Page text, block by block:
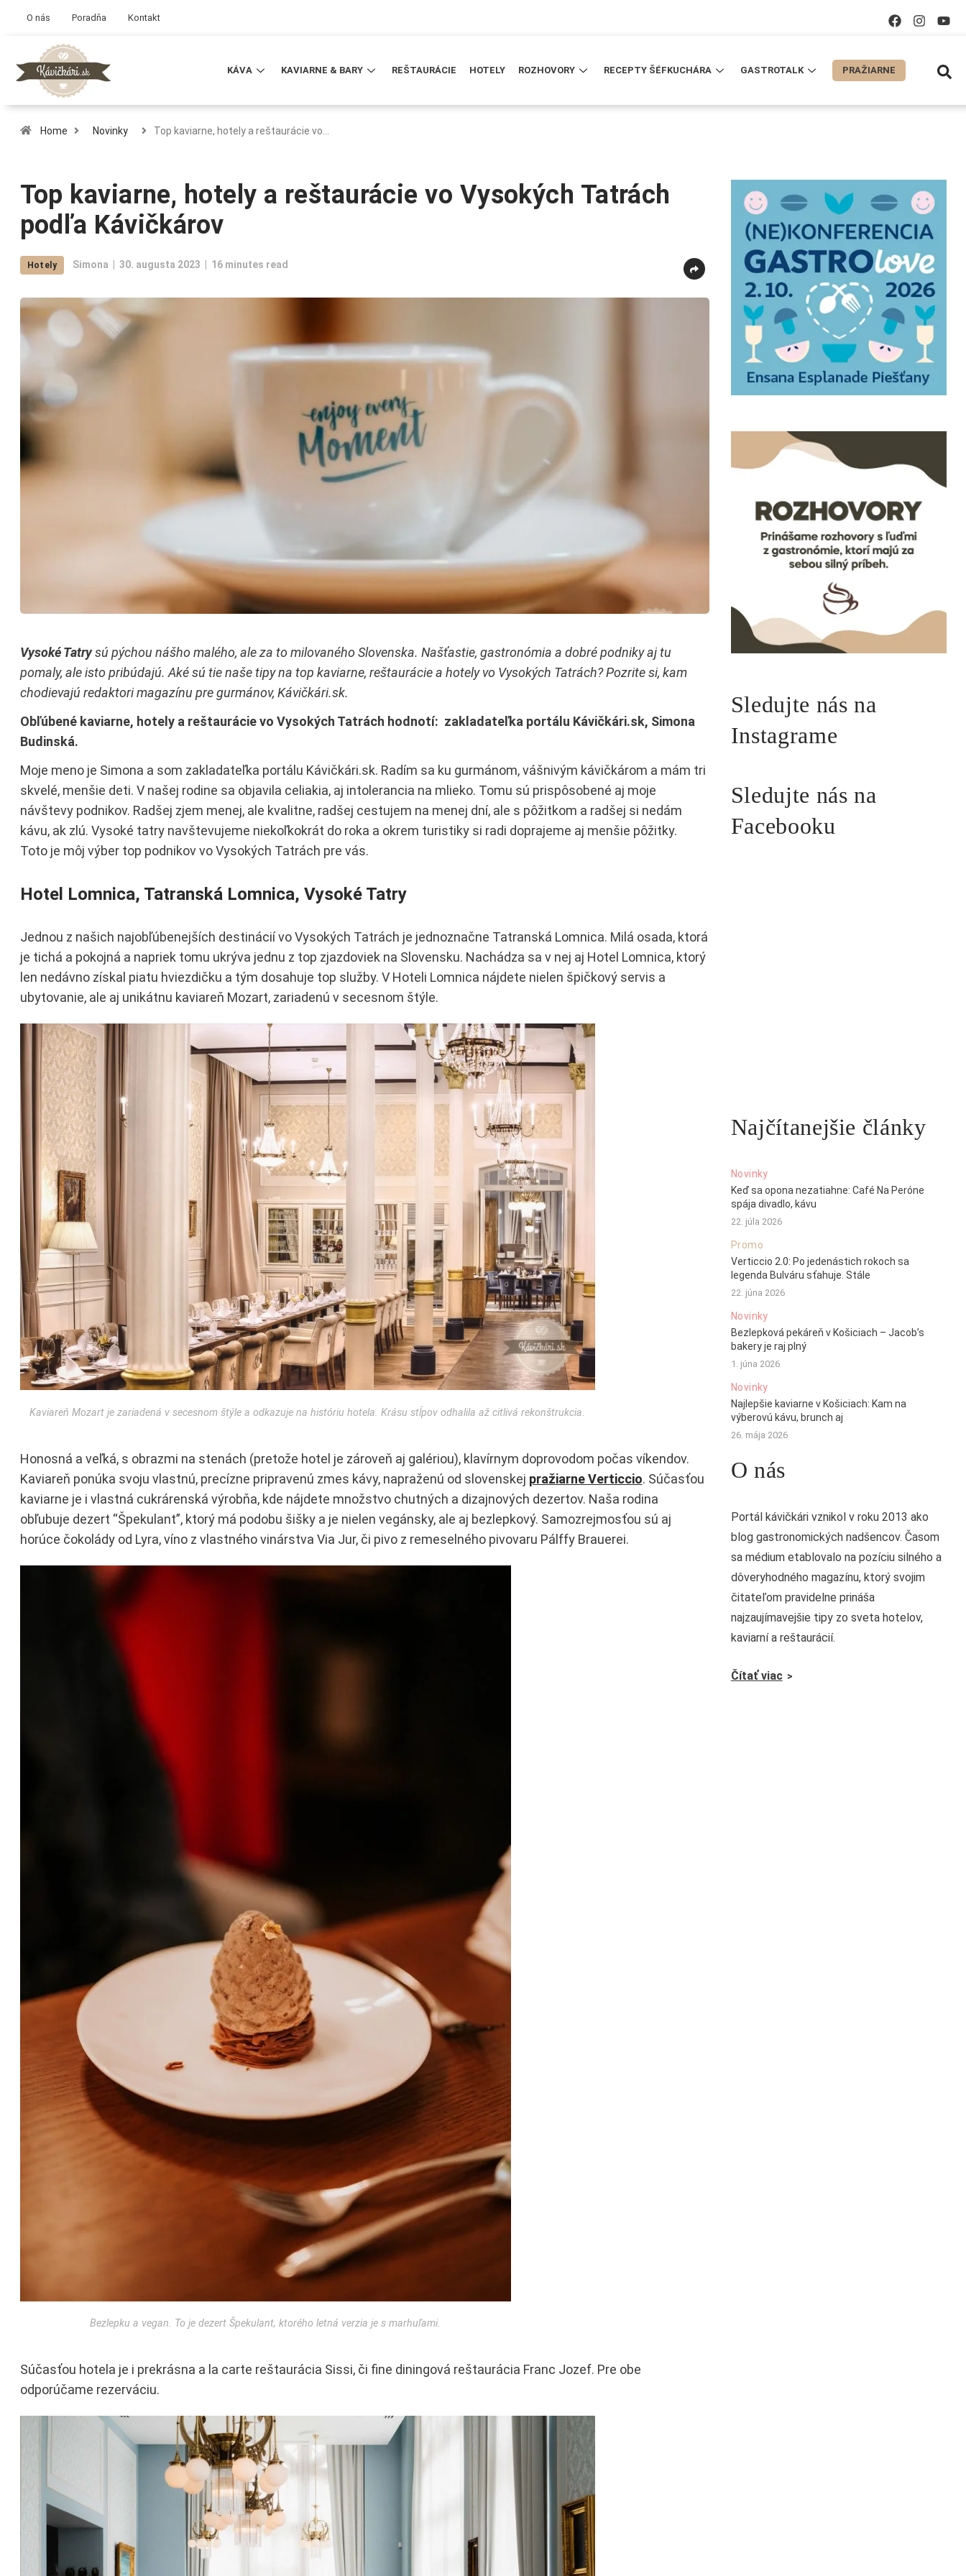
O nás Poradňa Kontakt
KÁVA KAVIARNE & BARY REŠTAURÁCIE HOTELY ROZHOVORY RECEPTY ŠÉFKUCHÁRA GASTROTALK PRAŽIARNE
Home Novinky Top kaviarne, hotely a reštaurácie vo…
Top kaviarne, hotely a reštaurácie vo Vysokých Tatrách
podľa Kávičkárov
Hotely Simona 30. augusta 2023 16 minutes read
Vysoké Tatrysú pýchou nášho malého, ale za to milovaného Slovenska. Našťastie, gastronómia a dobré podniky aj tu
pomaly, ale isto pribúdajú. Aké sú tie naše tipy na top kaviarne, reštaurácie a hotely vo Vysokých Tatrách? Pozrite si, kam
chodievajú redaktori magazínu pre gurmánov, Kávičkári.sk.
Obľúbené kaviarne, hotely a reštaurácie vo Vysokých Tatrách hodnotí: zakladateľka portálu Kávičkári.sk, Simona
Budinská.
Moje meno je Simona a som zakladateľka portálu Kávičkári.sk. Radím sa ku gurmánom, vášnivým kávičkárom a mám tri
skvelé, menšie deti. V našej rodine sa objavila celiakia, aj intolerancia na mlieko. Tomu sú prispôsobené aj moje
návštevy podnikov. Radšej zjem menej, ale kvalitne, radšej cestujem na menej dní, ale s pôžitkom a radšej si nedám
kávu, ak zlú. Vysoké tatry navštevujeme niekoľkokrát do roka a okrem turistiky si radi doprajeme aj menšie pôžitky.
Toto je môj výber top podnikov vo Vysokých Tatrách pre vás.
Hotel Lomnica, Tatranská Lomnica, Vysoké Tatry
Jednou z našich najobľúbenejších destinácií vo Vysokých Tatrách je jednoznačne Tatranská Lomnica. Milá osada, ktorá
je tichá a pokojná a napriek tomu ukrýva jednu z top zjazdoviek na Slovensku. Nachádza sa v nej aj Hotel Lomnica, ktorý
len nedávno získal piatu hviezdičku a tým dosahuje top služby. V Hoteli Lomnica nájdete nielen špičkový servis a
ubytovanie, ale aj unikátnu kaviareň Mozart, zariadenú v secesnom štýle.
Kaviareň Mozart je zariadená v secesnom štýle a odkazuje na históriu hotela. Krásu stĺpov odhalila až citlivá rekonštrukcia.
Honosná a veľká, s obrazmi na stenách (pretože hotel je zároveň aj galériou), klavírnym doprovodom počas víkendov.
Kaviareň ponúka svoju vlastnú, precízne pripravenú zmes kávy, napraženú od slovenskej pražiarne Verticcio. Súčasťou
kaviarne je i vlastná cukrárenská výrobňa, kde nájdete množstvo chutných a dizajnových dezertov. Naša rodina
obľubuje dezert “Špekulant”, ktorý má podobu šišky a je nielen vegánsky, ale aj bezlepkový. Samozrejmosťou sú aj
horúce čokolády od Lyra, víno z vlastného vinárstva Via Jur, či pivo z remeselného pivovaru Pálffy Brauerei.
Bezlepku a vegan. To je dezert Špekulant, ktorého letná verzia je s marhuľami.
Súčasťou hotela je i prekrásna a la carte reštaurácia Sissi, či fine diningová reštaurácia Franc Jozef. Pre obe
odporúčame rezerváciu.
Sledujte nás na
Instagrame
Sledujte nás na
Facebooku
Najčítanejšie články
Novinky
Keď sa opona nezatiahne: Café Na Peróne
spája divadlo, kávu
22. júla 2026
Promo
Verticcio 2.0: Po jedenástich rokoch sa
legenda Bulváru sťahuje. Stále
22. júna 2026
Novinky
Bezlepková pekáreň v Košiciach – Jacob’s
bakery je raj plný
1. júna 2026
Novinky
Najlepšie kaviarne v Košiciach: Kam na
výberovú kávu, brunch aj
26. mája 2026
O nás
Portál kávičkári vznikol v roku 2013 ako
blog gastronomických nadšencov. Časom
sa médium etablovalo na pozíciu silného a
dôveryhodného magazínu, ktorý svojim
čitateľom pravidelne prináša
najzaujímavejšie tipy zo sveta hotelov,
kaviarní a reštaurácií.
Čítať viac